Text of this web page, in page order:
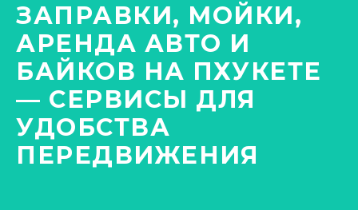
ЗАПРАВКИ, МОЙКИ,
АРЕНДА АВТО И
БАЙКОВ НА ПХУКЕТЕ
— СЕРВИСЫ ДЛЯ
УДОБСТВА
ПЕРЕДВИЖЕНИЯ